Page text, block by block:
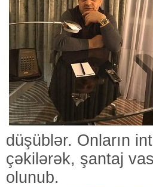
düşüblər. Onların
çəkilərək, şantaj
olunub.